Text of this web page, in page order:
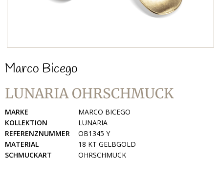
Marco Bicego
LUNARIA OHRSCHMUCK
MARKE
MARCO BICEGO
KOLLEKTION
LUNARIA
REFERENZNUMMER
OB1345 Y
MATERIAL
18 KT GELBGOLD
SCHMUCKART
OHRSCHMUCK